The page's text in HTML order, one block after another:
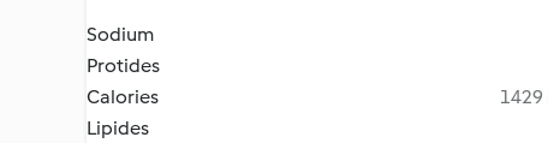
Sodium
Protides
Calories
1429
Lipides